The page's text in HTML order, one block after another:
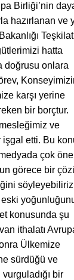
Birliği’nin
hazırlanan ve
hatta
doğrusu onlara
karşı yerine
bir borçtur.
ve
etti. Bu
çok
görece bir
et konusunda şu
ithalatı
Ülkemize
sürdüğü ve
bir